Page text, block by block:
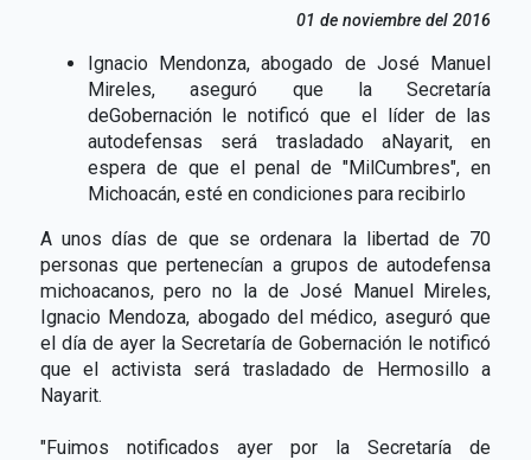
01 de noviembre del 2016
Ignacio Mendonza, abogado de José Manuel
Mireles, aseguró que la Secretaría
deGobernación le notificó que el líder de las
autodefensas será trasladado aNayarit, en
espera de que el penal de "MilCumbres", en
Michoacán, esté en condiciones para recibirlo
A unos días de que se ordenara la libertad de 70
personas que pertenecían a grupos de autodefensa
michoacanos, pero no la de José Manuel Mireles,
Ignacio Mendoza, abogado del médico, aseguró que
el día de ayer la Secretaría de Gobernación le notificó
que el activista será trasladado de Hermosillo a
Nayarit.
"Fuimos notificados ayer por la Secretaría de